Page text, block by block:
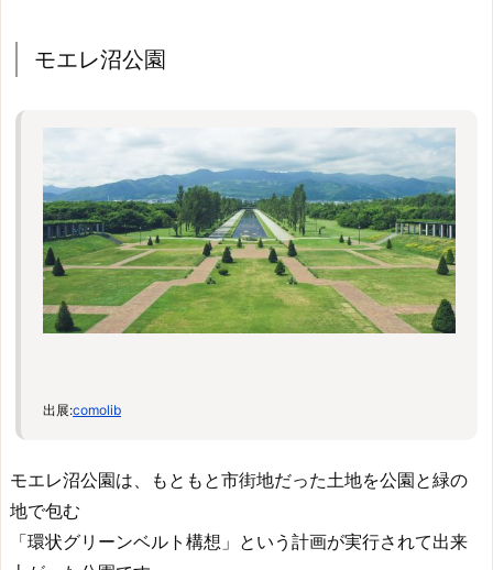
モエレ沼公園
出展:comolib
モエレ沼公園は、もともと市街地だった土地を公園と緑の
地で包む
「環状グリーンベルト構想」という計画が実行されて出来